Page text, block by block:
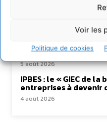
Voir les
Politique de cookies
Soutenir un
S’inspirer de l’arbre
économique
5 août 2026
IPBES : le « GIEC de
entreprises à devenir
4 août 2026